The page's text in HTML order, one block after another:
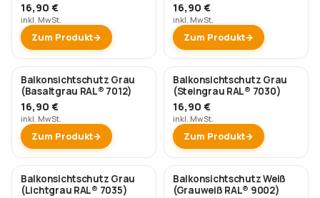
16,90 €
inkl. MwSt.
Zum Produkt
16,90 €
inkl. MwSt.
Zum Produkt
Balkonsichtschutz Grau
(Basaltgrau RAL® 7012)
16,90 €
inkl. MwSt.
Zum Produkt
Balkonsichtschutz Grau
(Steingrau RAL® 7030)
16,90 €
inkl. MwSt.
Zum Produkt
Balkonsichtschutz Grau
(Lichtgrau RAL® 7035)
Balkonsichtschutz Weiß
(Grauweiß RAL® 9002)